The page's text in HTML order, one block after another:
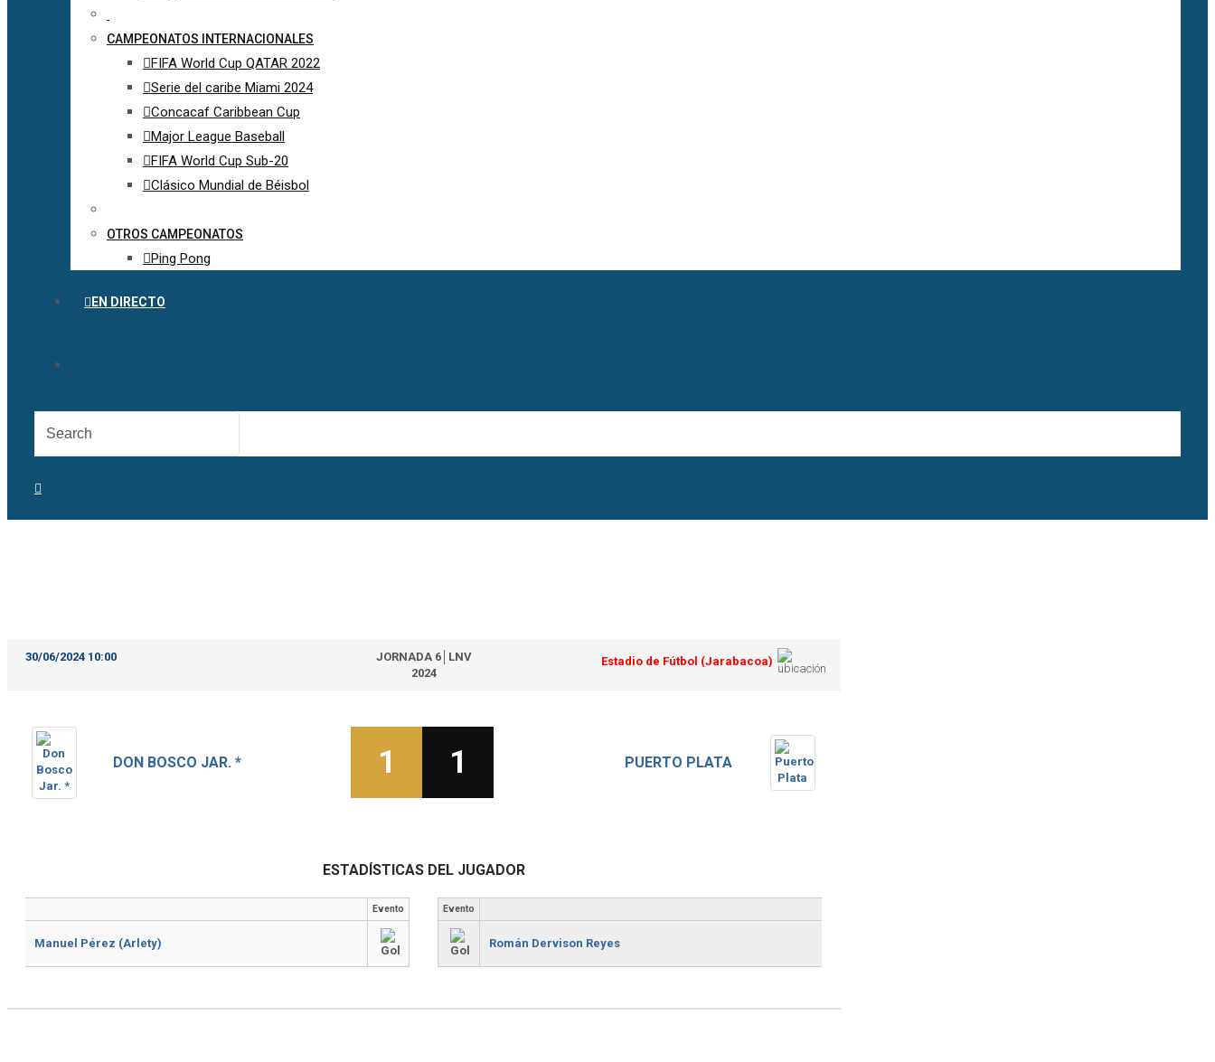
CAMPEONATOS INTERNACIONALES
FIFA World Cup QATAR 2022
Serie del caribe Miami 2024
Concacaf Caribbean Cup
Major League Baseball
FIFA World Cup Sub-20
Clásico Mundial de Béisbol
OTROS CAMPEONATOS
Ping Pong
EN DIRECTO
30/06/2024 10:00
JORNADA 6│LNV
2024
Estadio de Fútbol (Jarabacoa)
DON BOSCO JAR. * PUERTO PLATA
1 1
ESTADÍSTICAS DEL JUGADOR
Evento
Manuel Pérez (Arlety)
Evento
Román Dervison Reyes